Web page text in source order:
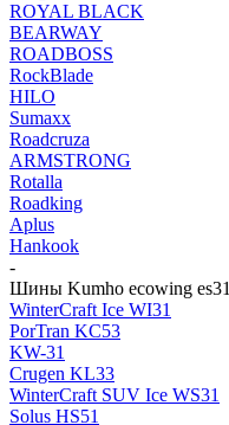
ROYAL BLACK
BEARWAY
ROADBOSS
RockBlade
HILO
Sumaxx
Roadcruza
ARMSTRONG
Rotalla
Roadking
Aplus
Hankook
-
Шины Kumho ecowing es31
WinterCraft Ice WI31
PorTran KC53
KW-31
Crugen KL33
WinterCraft SUV Ice WS31
Solus HS51